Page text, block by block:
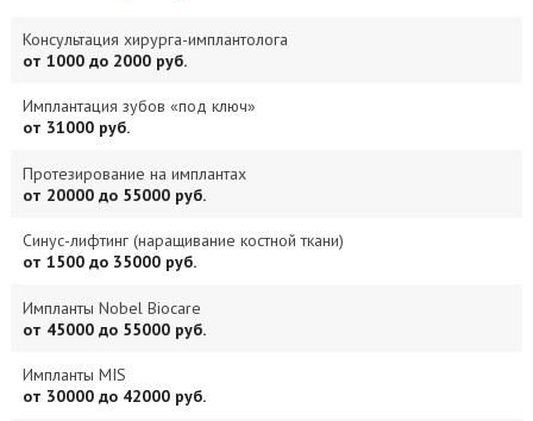
Консультация хирурга-имплантолога
от 1000 до 2000 руб.
Имплантация зубов «под ключ»
от 31000 руб.
Протезирование на имплантах
от 20000 до 55000 руб.
Синус-лифтинг (наращивание костной ткани)
от 1500 до 35000 руб.
Импланты Nobel Biocare
от 45000 до 55000 руб.
Импланты MIS
от 30000 до 42000 руб.